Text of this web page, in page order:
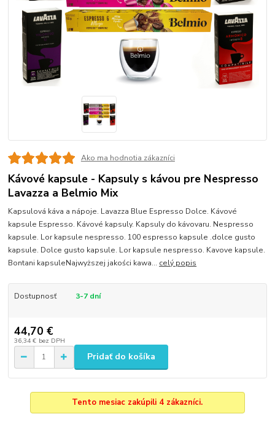
Ako ma hodnotia zákazníci
Kávové kapsule - Kapsuly s kávou pre Nespresso
Lavazza a Belmio Mix
Kapsulová káva a nápoje. Lavazza Blue Espresso Dolce. Kávové
kapsule Espresso. Kávové kapsuly. Kapsuly do kávovaru. Nespresso
kapsule. Lor kapsule nespresso. 100 espresso kapsule .dolce gusto
kapsule. Dolce gusto kapsule. Lor kapsule nespresso. Kavove kapsule.
Bontani kapsuleNajwyższej jakości kawa... celý popis
Dostupnosť 3-7 dní
44,70 €
36,34 € bez DPH
Pridať do košíka
Tento mesiac zakúpili 4 zákazníci.